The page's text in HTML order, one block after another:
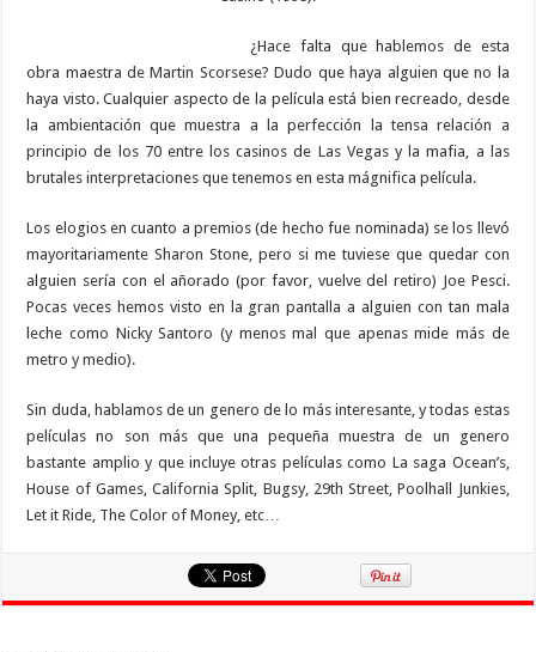
¿Hace falta que hablemos de esta
obra maestra de Martin Scorsese? Dudo que haya alguien que no la
haya visto. Cualquier aspecto de la película está bien recreado, desde
la ambientación que muestra a la perfección la tensa relación a
principio de los 70 entre los casinos de Las Vegas y la mafia, a las
brutales interpretaciones que tenemos en esta mágnifica película.
Los elogios en cuanto a premios (de hecho fue nominada) se los llevó
mayoritariamente Sharon Stone, pero si me tuviese que quedar con
alguien sería con el añorado (por favor, vuelve del retiro) Joe Pesci.
Pocas veces hemos visto en la gran pantalla a alguien con tan mala
leche como Nicky Santoro (y menos mal que apenas mide más de
metro y medio).
Sin duda, hablamos de un genero de lo más interesante, y todas estas
películas no son más que una pequeña muestra de un genero
bastante amplio y que incluye otras películas como La saga Ocean’s,
House of Games, California Split, Bugsy, 29th Street, Poolhall Junkies,
Let it Ride, The Color of Money, etc…